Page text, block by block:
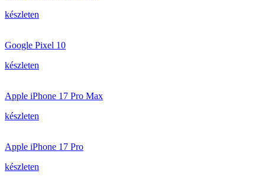
készleten
Google Pixel 10
készleten
Apple iPhone 17 Pro Max
készleten
Apple iPhone 17 Pro
készleten